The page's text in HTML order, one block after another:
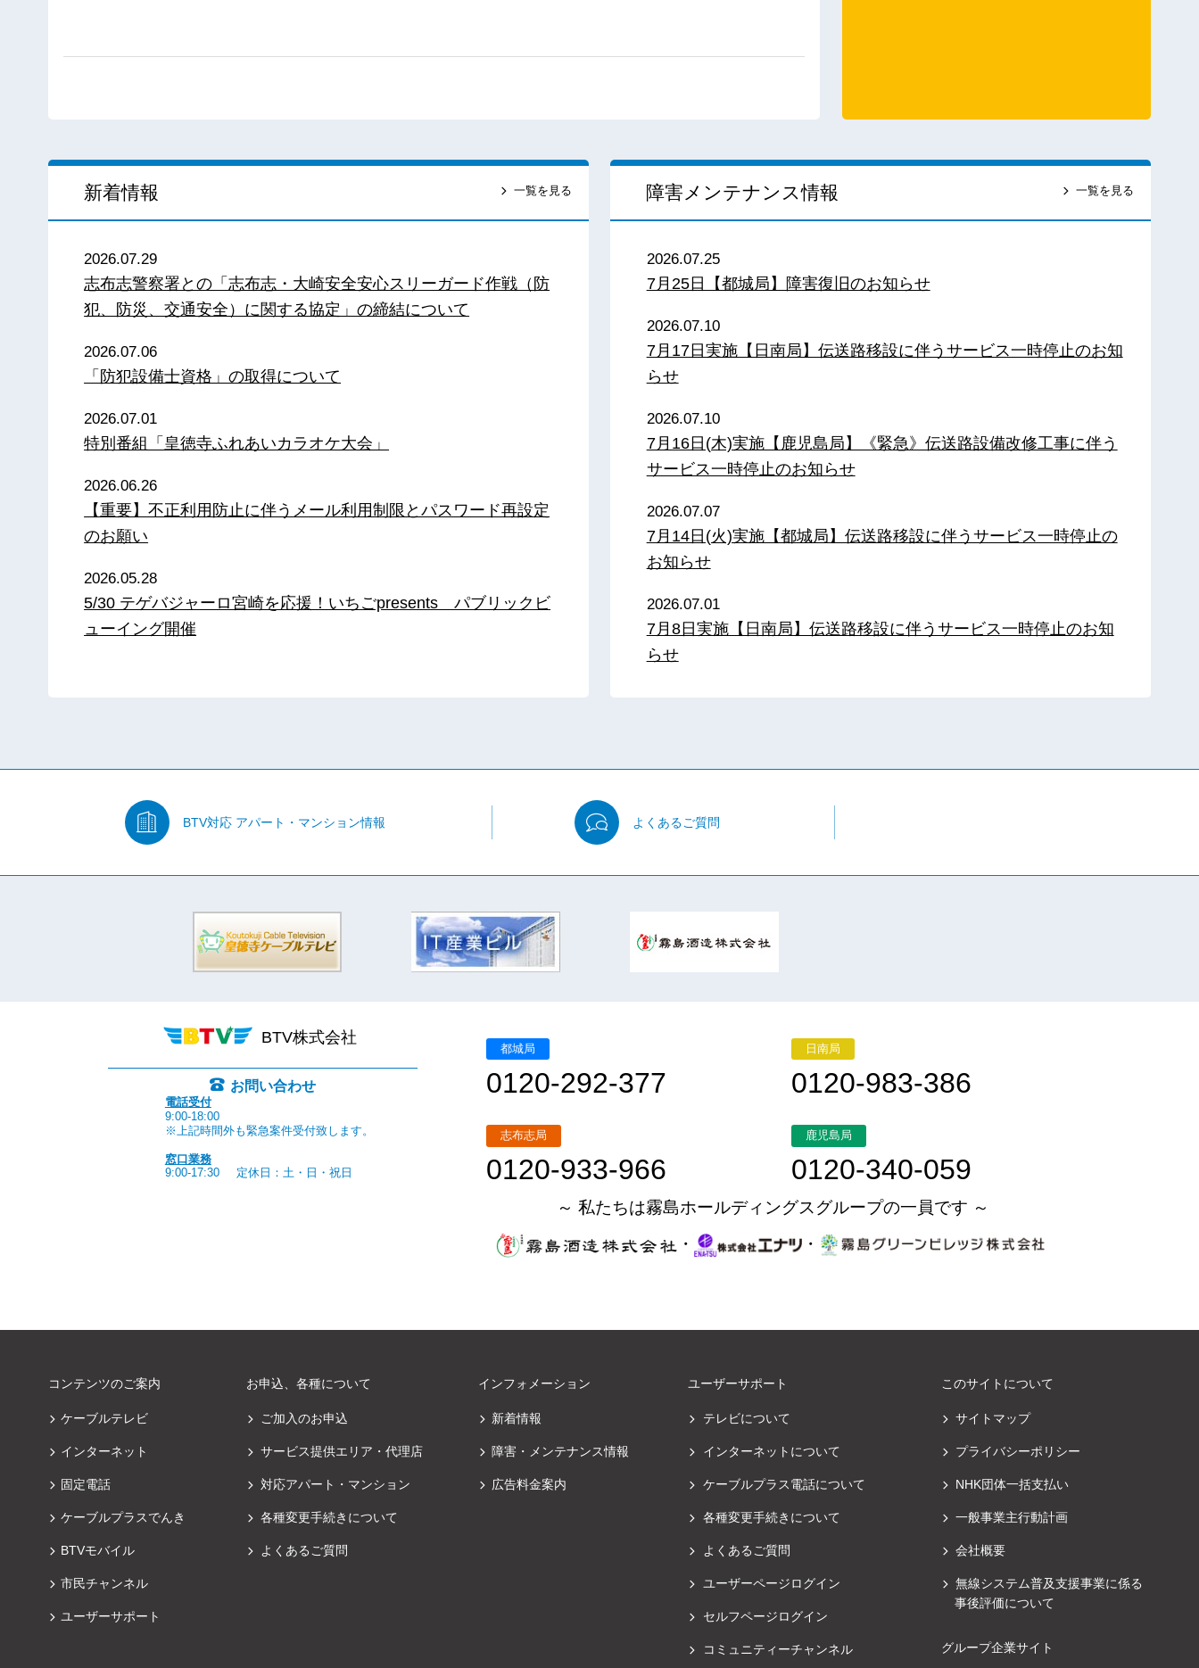
新着情報 一覧を見る
2026.07.29
志布志警察署との「志布志・大崎安全安心スリーガード作戦（防
犯、防災、交通安全）に関する協定」の締結について
2026.07.06
「防犯設備士資格」の取得について
2026.07.01
特別番組「皇徳寺ふれあいカラオケ大会」
2026.06.26
【重要】不正利用防止に伴うメール利用制限とパスワード再設定
のお願い
2026.05.28
5/30 テゲバジャーロ宮崎を応援！いちごpresents パブリックビ
ューイング開催
障害メンテナンス情報 一覧を見る
2026.07.25
7月25日【都城局】障害復旧のお知らせ
2026.07.10
7月17日実施【日南局】伝送路移設に伴うサービス一時停止のお知
らせ
2026.07.10
7月16日(木)実施【鹿児島局】《緊急》伝送路設備改修工事に伴う
サービス一時停止のお知らせ
2026.07.07
7月14日(火)実施【都城局】伝送路移設に伴うサービス一時停止の
お知らせ
2026.07.01
7月8日実施【日南局】伝送路移設に伴うサービス一時停止のお知
らせ
BTV対応 アパート・マンション情報 よくあるご質問
BTV株式会社
お問い合わせ
電話受付
9:00-18:00
※上記時間外も緊急案件受付致します。
窓口業務
9:00-17:30
定休日：土・日・祝日
都城局
0120-292-377
日南局
0120-983-386
志布志局
0120-933-966
鹿児島局
0120-340-059
～ 私たちは霧島ホールディングスグループの一員です ～
・
・
コンテンツのご案内
ケーブルテレビ
インターネット
固定電話
ケーブルプラスでんき
BTVモバイル
市民チャンネル
ユーザーサポート
お申込、各種について
ご加入のお申込
サービス提供エリア・代理店
対応アパート・マンション
各種変更手続きについて
よくあるご質問
インフォメーション
新着情報
障害・メンテナンス情報
広告料金案内
ユーザーサポート
テレビについて
インターネットについて
ケーブルプラス電話について
各種変更手続きについて
よくあるご質問
ユーザーページログイン
セルフページログイン
コミュニティーチャンネル
このサイトについて
サイトマップ
プライバシーポリシー
NHK団体一括支払い
一般事業主行動計画
会社概要
無線システム普及支援事業に係る
事後評価について
グループ企業サイト